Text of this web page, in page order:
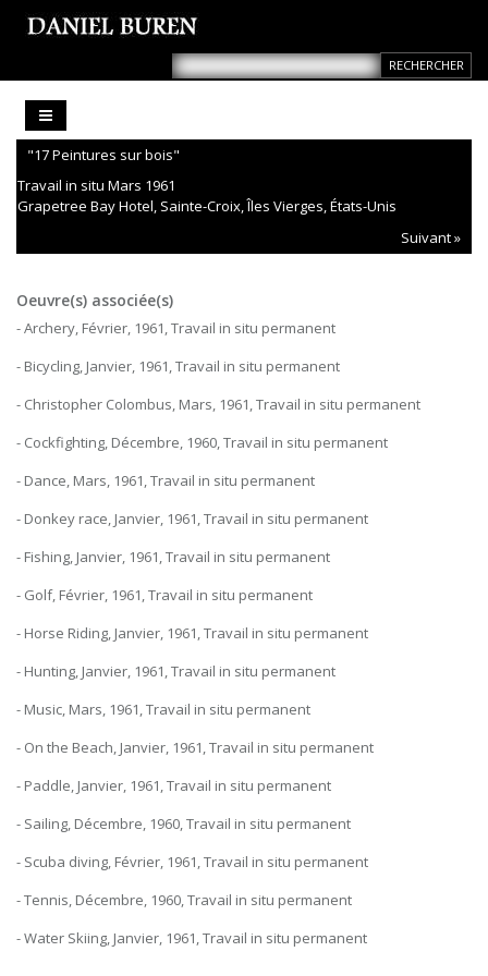
"17 Peintures sur bois"
Travail in situ Mars 1961
Grapetree Bay Hotel, Sainte-Croix, Îles Vierges, États-Unis
Suivant »
Oeuvre(s) associée(s)
- Archery, Février, 1961, Travail in situ permanent
- Bicycling, Janvier, 1961, Travail in situ permanent
- Christopher Colombus, Mars, 1961, Travail in situ permanent
- Cockfighting, Décembre, 1960, Travail in situ permanent
- Dance, Mars, 1961, Travail in situ permanent
- Donkey race, Janvier, 1961, Travail in situ permanent
- Fishing, Janvier, 1961, Travail in situ permanent
- Golf, Février, 1961, Travail in situ permanent
- Horse Riding, Janvier, 1961, Travail in situ permanent
- Hunting, Janvier, 1961, Travail in situ permanent
- Music, Mars, 1961, Travail in situ permanent
- On the Beach, Janvier, 1961, Travail in situ permanent
- Paddle, Janvier, 1961, Travail in situ permanent
- Sailing, Décembre, 1960, Travail in situ permanent
- Scuba diving, Février, 1961, Travail in situ permanent
- Tennis, Décembre, 1960, Travail in situ permanent
- Water Skiing, Janvier, 1961, Travail in situ permanent